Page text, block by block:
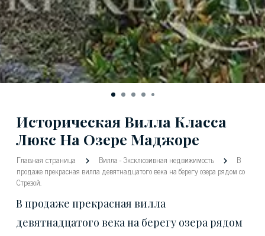
Историческая Вилла Класса
Люкс На Озере Маджоре
Главная страница Вилла-Эксклюзивная недвижимость
В
продаже прекрасная вилла девятнадцатого века на берегу озера рядом со
Стрезой.
В продаже прекрасная вилла
девятнадцатого века на берегу озера рядом